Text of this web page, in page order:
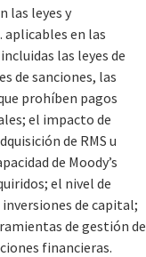
las leyes y
aplicables en las
las leyes de
de sanciones, las
prohíben pagos
el impacto de
de RMS u
de Moody’s
el nivel de
de capital;
de gestión de
financieras.